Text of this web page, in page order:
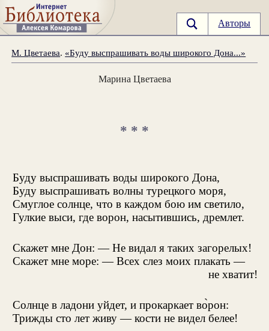
Авторы
М. Цветаева. «Буду выспрашивать воды широкого Дона...»
Марина Цветаева
* * *
Буду выспрашивать воды широкого Дона,
Буду выспрашивать волны турецкого моря,
Смуглое солнце, что в каждом бою им светило,
Гулкие выси, где ворон, насытившись, дремлет.
Скажет мне Дон: — Не видал я таких загорелых!
Скажет мне море: — Всех слез моих плакать —
не хватит!
Солнце в ладони уйдет, и прокаркает во̀рон:
Трижды сто лет живу — кости не видел белее!